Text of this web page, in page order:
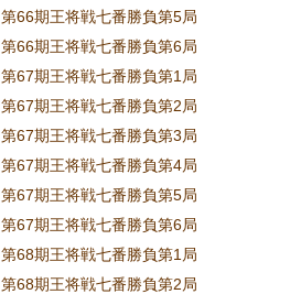
第66期王将戦七番勝負第5局
第66期王将戦七番勝負第6局
第67期王将戦七番勝負第1局
第67期王将戦七番勝負第2局
第67期王将戦七番勝負第3局
第67期王将戦七番勝負第4局
第67期王将戦七番勝負第5局
第67期王将戦七番勝負第6局
第68期王将戦七番勝負第1局
第68期王将戦七番勝負第2局